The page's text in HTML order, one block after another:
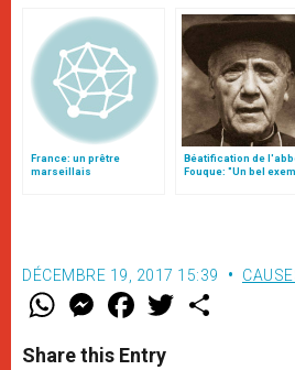
France: un prêtre
marseillais
Béatification de
Fouque: "Un bel
DÉCEMBRE 19, 2017 15:39
W
t
M
e
s
F
a
e
w
Share this Entry